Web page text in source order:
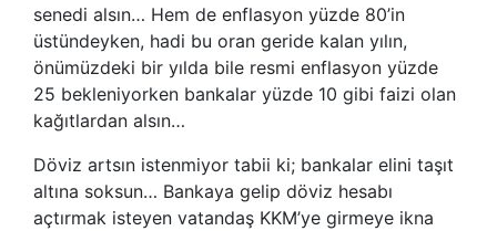
senedi alsın… Hem de enflasyon yüzde 80’in
üstündeyken, hadi bu oran geride kalan yılın,
önümüzdeki bir yılda bile resmi enflasyon yüzde
25 bekleniyorken bankalar yüzde 10 gibi faizi olan
kağıtlardan alsın…
Döviz artsın istenmiyor tabii ki; bankalar elini taşıt
altına soksun… Bankaya gelip döviz hesabı
açtırmak isteyen vatandaş KKM’ye girmeye ikna